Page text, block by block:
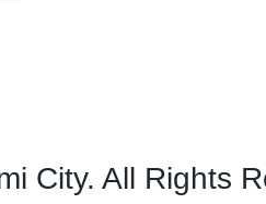
City. All Rights